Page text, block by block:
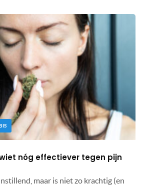
nóg effectiever tegen pijn
maar is niet zo krachtig (en